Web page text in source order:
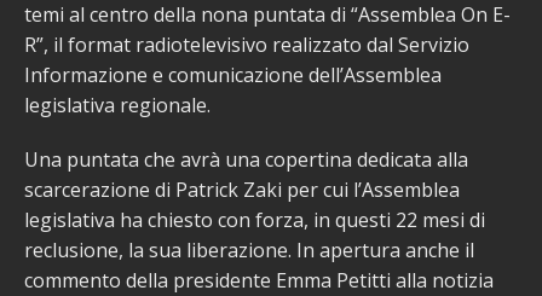
temi al centro della nona puntata di “Assemblea On E-
R”, il format radiotelevisivo realizzato dal Servizio
Informazione e comunicazione dell’Assemblea
legislativa regionale.
Una puntata che avrà una copertina dedicata alla
scarcerazione di Patrick Zaki per cui l’Assemblea
legislativa ha chiesto con forza, in questi 22 mesi di
reclusione, la sua liberazione. In apertura anche il
commento della presidente Emma Petitti alla notizia